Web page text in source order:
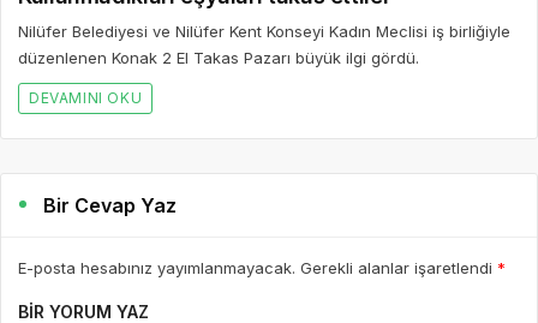
Nilüfer Belediyesi ve Nilüfer Kent Konseyi Kadın Meclisi iş birliğiyle
düzenlenen Konak 2 El Takas Pazarı büyük ilgi gördü.
DEVAMINI OKU
Bir Cevap Yaz
E-posta hesabınız yayımlanmayacak. Gerekli alanlar işaretlendi *
BIR YORUM YAZ